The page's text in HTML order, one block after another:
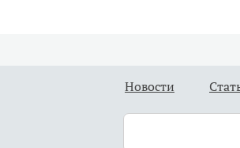
Новости